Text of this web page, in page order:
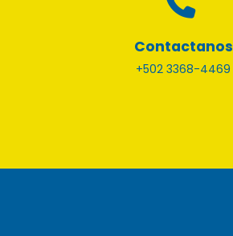
Contactanos
+502 3368-4469